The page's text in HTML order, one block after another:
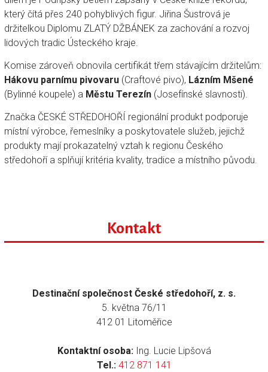
který čítá přes 240 pohyblivých figur. Jiřina Šustrová je
držitelkou Diplomu ZLATÝ DŽBÁNEK za zachování a rozvoj
lidových tradic Ústeckého kraje.
Komise zároveň obnovila certifikát třem stávajícím držitelům:
Hákovu parnímu pivovaru(Craftové pivo), Lázním Mšené
(Bylinné koupele) a Městu Terezín(Josefínské slavnosti).
Značka ČESKÉ STŘEDOHOŘÍ regionální produkt podporuje
místní výrobce, řemeslníky a poskytovatele služeb, jejichž
produkty mají prokazatelný vztah k regionu Českého
středohoří a splňují kritéria kvality, tradice a místního původu.
Kontakt
Destinační společnost České středohoří, z. s.
5. května 76/11
412 01 Litoměřice
Kontaktní osoba:Ing. Lucie Lipšová
Tel.: 412 871 141